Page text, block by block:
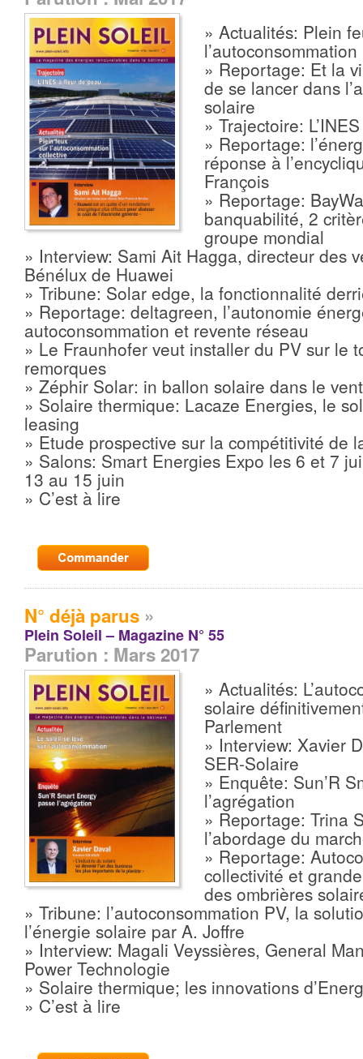
» Actualités: Plein
l’autoconsommation
» Reportage: Et la
de se lancer dans
solaire
» Trajectoire:
» Reportage:
réponse à
François
» Reportage:
banquabilité, 2
groupe mondial
» Interview: Sami Ait Hagga, directeur des
Bénélux de Huawei
» Tribune: Solar edge, la fonctionnalité
» Reportage: deltagreen, l’autonomie
autoconsommation et revente réseau
» Le Fraunhofer veut installer du PV sur le
remorques
» Zéphir Solar: in ballon solaire dans le
» Solaire thermique: Lacaze Energies, le
leasing
» Etude prospective sur la compétitivité de
» Salons: Smart Energies Expo les 6 et 7
13 au 15 juin
» C’est à lire
N° déjà parus »
Plein Soleil – Magazine N° 55
Parution : Mars 2017
» Actualités:
solaire
Parlement
» Interview: Xavier
SER-Solaire
» Enquête: Sun’R
l’agrégation
» Reportage: Trina
l’abordage du
» Reportage:
collectivité et
des ombrières
» Tribune: l’autoconsommation PV, la
l’énergie solaire par A. Joffre
» Interview: Magali Veyssières, General
Power Technologie
» Solaire thermique; les innovations
» C’est à lire